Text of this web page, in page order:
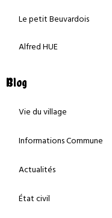
Le petit Beuvardois
Alfred HUE
Blog
Vie du village
Informations Commune
Actualités
État civil